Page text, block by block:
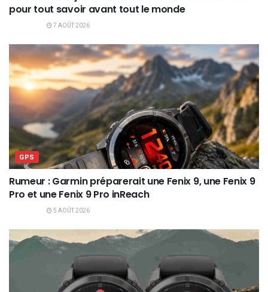
pour tout savoir avant tout le monde
7 AOÛT 2026
GPS
Rumeur : Garmin préparerait une Fenix 9, une Fenix 9
Pro et une Fenix 9 Pro inReach
5 AOÛT 2026